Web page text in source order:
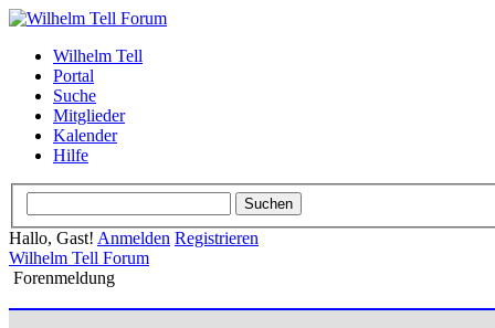
Wilhelm Tell
Portal
Suche
Mitglieder
Kalender
Hilfe
Hallo, Gast! Anmelden Registrieren
Wilhelm Tell Forum
Forenmeldung